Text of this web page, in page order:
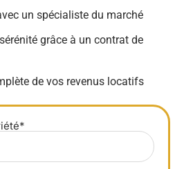
un spécialiste du marché
grâce à un contrat de
de vos revenus locatifs